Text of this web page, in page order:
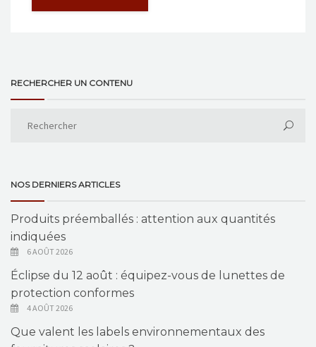
RECHERCHER UN CONTENU
NOS DERNIERS ARTICLES
Produits préemballés : attention aux quantités
indiquées
6 AOÛT 2026
Éclipse du 12 août : équipez-vous de lunettes de
protection conformes
4 AOÛT 2026
Que valent les labels environnementaux des